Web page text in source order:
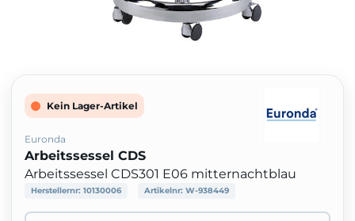
Kein Lager-Artikel
Euronda
Arbeitssessel CDS
Arbeitssessel CDS301 E06 mitternachtblau
Herstellernr: 10130006 Artikelnr: W-938449